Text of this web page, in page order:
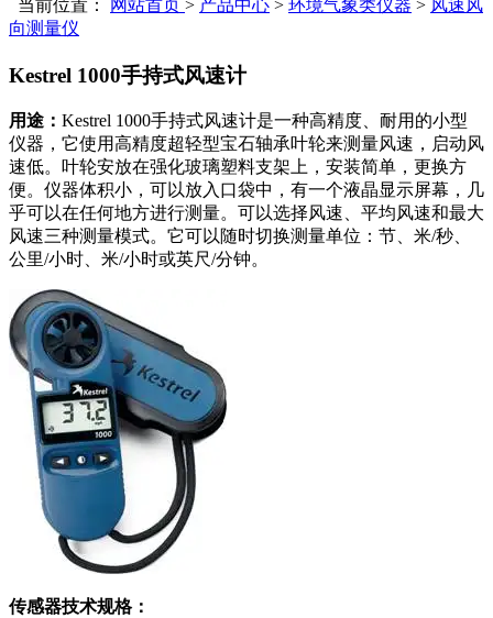
当前位置： 网站首页 > 产品中心 > 环境气象类仪器 > 风速风
向测量仪
Kestrel 1000手持式风速计
用途： Kestrel 1000手持式风速计是一种高精度、耐用的小型
仪器，它使用高精度超轻型宝石轴承叶轮来测量风速，启动风
速低。叶轮安放在强化玻璃塑料支架上，安装简单，更换方
便。仪器体积小，可以放入口袋中，有一个液晶显示屏幕，几
乎可以在任何地方进行测量。可以选择风速、平均风速和最大
风速三种测量模式。它可以随时切换测量单位：节、米/秒、
公里/小时、米/小时或英尺/分钟。
传感器技术规格：